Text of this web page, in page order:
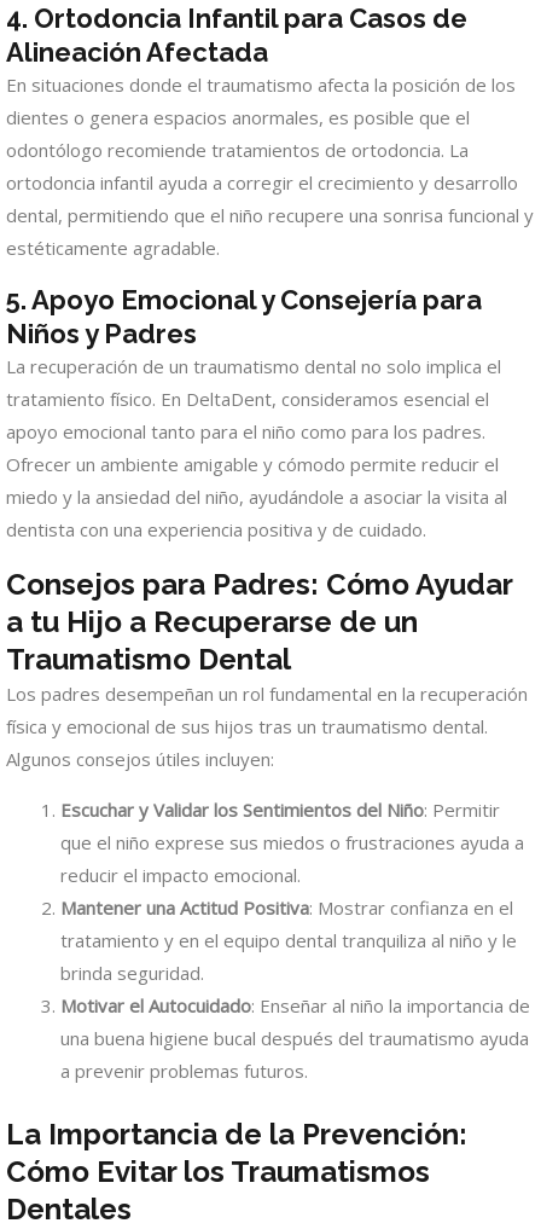
4. Ortodoncia Infantil para Casos de
Alineación Afectada
En situaciones donde el traumatismo afecta la posición de los
dientes o genera espacios anormales, es posible que el
odontólogo recomiende tratamientos de ortodoncia. La
ortodoncia infantil ayuda a corregir el crecimiento y desarrollo
dental, permitiendo que el niño recupere una sonrisa funcional y
estéticamente agradable.
5.Apoyo Emocional y Consejería para
Niños y Padres
La recuperación de un traumatismo dental no solo implica el
tratamiento físico. En DeltaDent, consideramos esencial el
apoyo emocional tanto para el niño como para los padres.
Ofrecer un ambiente amigable y cómodo permite reducir el
miedo y la ansiedad del niño, ayudándole a asociar la visita al
dentista con una experiencia positiva y de cuidado.
Consejos para Padres: Cómo Ayudar
a tu Hijo a Recuperarse de un
Traumatismo Dental
Los padres desempeñan un rol fundamental en la recuperación
física y emocional de sus hijos tras un traumatismo dental.
Algunos consejos útiles incluyen:
Escuchar y Validar los Sentimientos del Niño: Permitir
que el niño exprese sus miedos o frustraciones ayuda a
reducir el impacto emocional.
Mantener una Actitud Positiva: Mostrar confianza en el
tratamiento y en el equipo dental tranquiliza al niño y le
brinda seguridad.
Motivar el Autocuidado: Enseñar al niño la importancia de
una buena higiene bucal después del traumatismo ayuda
a prevenir problemas futuros.
La Importancia de la Prevención:
Cómo Evitar los Traumatismos
Dentales